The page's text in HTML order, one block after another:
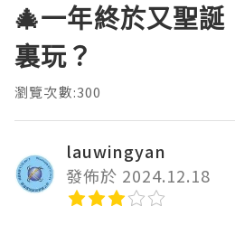
🎄一年終於又聖
裏玩？
瀏覽次數:300
lauwingyan
發佈於 2024.12.18